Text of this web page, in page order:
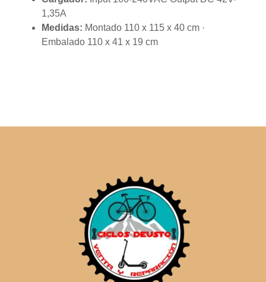
1,35A
Medidas: Montado 110 x 115 x 40 cm ·
Embalado 110 x 41 x 19 cm